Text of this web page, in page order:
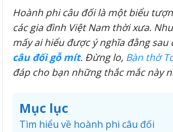
Hoành phi câu đối là một biểu
các gia đình Việt Nam thời xưa.
mấy ai hiểu được ý nghĩa đằng sau
câu đối gỗ mít. Đừng lo, Bàn thờ
đáp cho bạn những thắc mắc này
Mục lục
Tìm hiểu về hoành phi câu đối